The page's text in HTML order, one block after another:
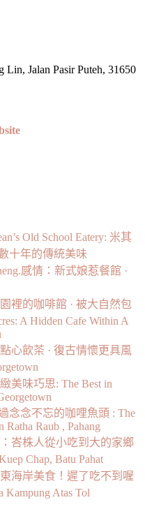
Lin, Jalan Pasir Puteh, 31650
Old School Eatery: 米其
十年的傳統美味
感情：新式娘惹餐館 ·
裡的咖啡館 · 被大自然包
A Hidden Cafe Within A
心飲茶 · 復古情懷更具風
美味巧思: The Best in
念念不忘的咖哩魚頭 : The
Ratha Raub , Pahang
峇株人從小吃到大的家鄉
Chap, Batu Pahat
海岸美食！遲了吃不到喔
Kampung Atas Tol